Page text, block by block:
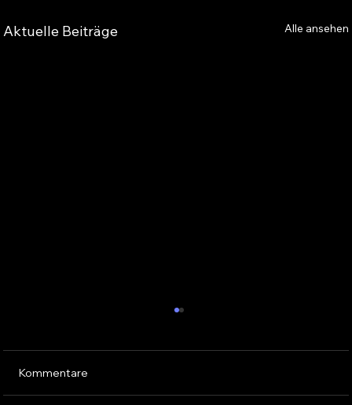
Aktuelle Beiträge Alle ansehen
Kommentare